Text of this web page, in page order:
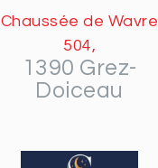
Chaussée de Wavre
504,
1390 Grez-
Doiceau